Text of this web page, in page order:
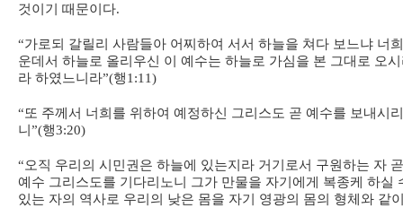
것이기 때문이다.
“가로되 갈릴리 사람들아 어찌하여 서서 하늘을 쳐다 보느냐 너
운데서 하늘로 올리우신 이 예수는 하늘로 가심을 본 그대로 오
라 하였느니라”(행1:11)
“또 주께서 너희를 위하여 예정하신 그리스도 곧 예수를 보내시리
니”(행3:20)
“오직 우리의 시민권은 하늘에 있는지라 거기로서 구원하는 자
예수 그리스도를 기다리노니 그가 만물을 자기에게 복종케 하실
있는 자의 역사로 우리의 낮은 몸을 자기 영광의 몸의 형체와 같